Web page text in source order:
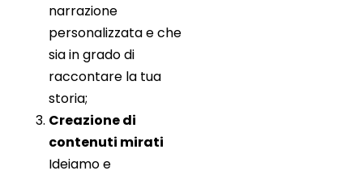
narrazione
personalizzata e che
sia in grado di
raccontare la tua
storia;
Creazione di
contenuti mirati
Ideiamo e